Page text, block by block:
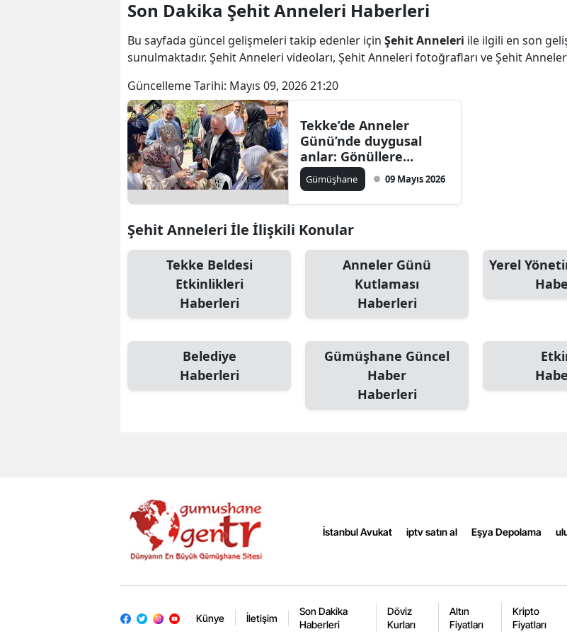
Bingöl
Çorum
Denizli
Erzincan
Gümüşhane
Isparta
Son Dakika Şehit Anneleri Haberleri
Bu sayfada güncel gelişmeleri takip edenler için Şehit Anneleri ile ilgili en son
sunulmaktadır. Şehit Anneleri videoları, Şehit Anneleri fotoğrafları ve Şehit
Güncelleme Tarihi: Mayıs 09, 2026 21:20
Tekke’de Anneler
Günü’nde duygusal
anlar: Gönüllere
dokunuldu!
Gümüşhane 09 Mayıs 2026
Şehit Anneleri İle İlişkili Konular
Tekke Beldesi
Etkinlikleri
Haberleri
Anneler Günü
Kutlaması
Haberleri
Yerel
Belediye
Haberleri
Gümüşhane Güncel
Haber
Haberleri
İstanbul Avukat iptv satın al Eşya Depolama
Künye İletişim
Son Dakika
Haberleri
Döviz
Kurları
Altın
Fiyatları
Kripto
Fiyatları